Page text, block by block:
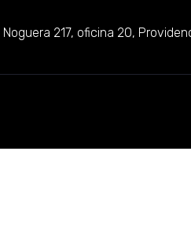
217, oficina 20,